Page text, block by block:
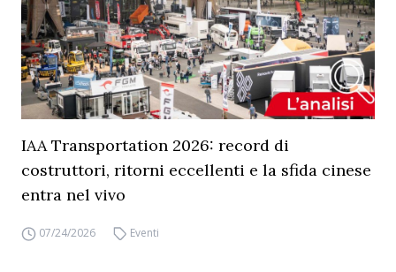
IAA Transportation 2026: record di
costruttori, ritorni eccellenti e la sfida cinese
entra nel vivo
07/24/2026 Eventi